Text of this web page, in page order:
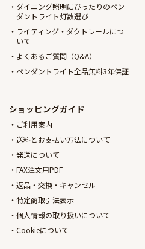
ダイニング照明にぴったりのペン
ダントライト灯数選び
ライティング・ダクトレールにつ
いて
よくあるご質問（Q&A）
ペンダントライト全品無料3年保証
ショッピングガイド
ご利用案内
送料とお支払い方法について
発送について
FAX注文用PDF
返品・交換・キャンセル
特定商取引法表示
個人情報の取り扱いについて
Cookieについて